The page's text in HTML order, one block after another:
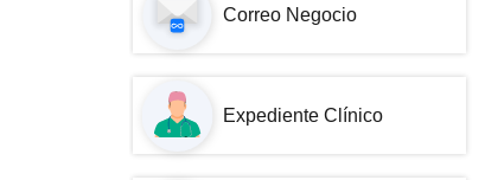
Correo Negocio
Expediente Clínico